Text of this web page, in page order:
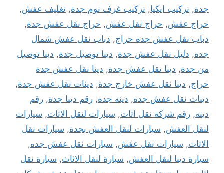
جدة, تركيب ايكيا, تركيب غرف نوم جدة, تغليف عفش,
حراج عفش, حراج نقل عفش, حراج نقل عفش جدة,
دباب نقل عفش جده حراج, دباب نقل عفش شمال
جده, دليل نقل عفش جدة, دينا توصيل جدة, دينا توصيل
من جدة, دينا نقل عفش جدة, دينا نقل عفش جدة
حراج, دينا نقل عفش خارج جدة, دينات نقل عفش جدة,
دينات نقل عفش جده, دينه جده, رقم دينا جدة, رقم
دينه, رقم شركة نقل اثاث, سيارات لنقل الاثاث, سيارات
لنقل العفش, سيارات لنقل العفش بجدة, سيارات نقل
الاثاث, سيارات نقل عفش, سيارات نقل عفش جده,
سيارة دينا لنقل العفش, سيارة لنقل الاثاث, سيارة نقل